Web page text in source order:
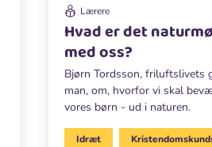
Lærere
Hvad er det
med oss?
Bjørn Tordsson, friluftslivets
man, om, hvorfor vi skal
vores børn - ud i naturen.
Idræt